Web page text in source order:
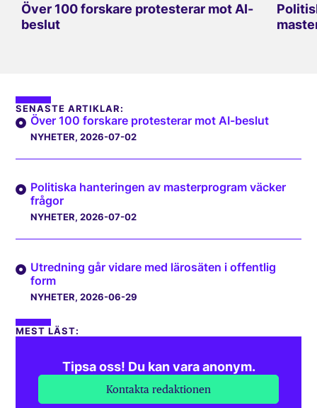
Över 100 forskare protesterar mot AI-
beslut
SENASTE ARTIKLAR:
Över 100 forskare protesterar mot AI-beslut
NYHETER, 2026-07-02
Politiska hanteringen av masterprogram väcker
frågor
NYHETER, 2026-07-02
Utredning går vidare med lärosäten i offentlig
form
NYHETER, 2026-06-29
MEST LÄST:
Tipsa oss! Du kan vara anonym.
Kontakta redaktionen